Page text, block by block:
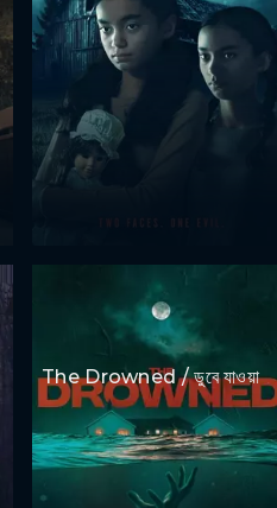
The Drowned / ডুবে যাওয়া